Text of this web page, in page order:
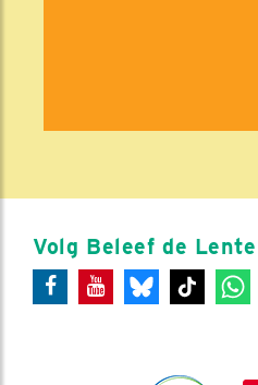
Volg Beleef de Lente